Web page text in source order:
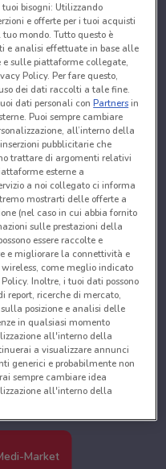
Market
bisogni: Utilizzando
e offerte per i tuoi acquisti
mondo. Tutto questo è
e analisi effettuate in base alle
sulle piattaforme collegate,
Policy. Per fare questo,
dei dati raccolti a tale fine.
dati personali conPartnersin
Puoi sempre cambiare
all’interno della
pubblicitarie che
trattare di argomenti relativi
esterne a
a noi collegato ci informa
mostrarti delle offerte a
(nel caso in cui abbia fornito
sulle prestazioni della
essere raccolte e
e migliorare la connettività e
come meglio indicato
Inoltre, i tuoi dati possono
report, ricerche di mercato,
posizione e analisi delle
in qualsiasi momento
all'interno della
a visualizzare annunci
generici e probabilmente non
sempre cambiare idea
all'interno della
dati per fornire:
Scansione attiva delle
Archiviare